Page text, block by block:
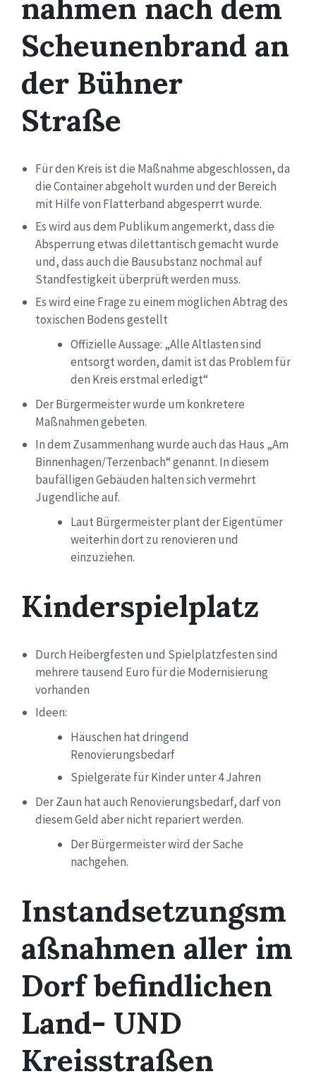
nahmen nach dem
Scheunenbrand an
der Bühner
Straße
Für den Kreis ist die Maßnahme abgeschlossen, da
die Container abgeholt wurden und der Bereich
mit Hilfe von Flatterband abgesperrt wurde.
Es wird aus dem Publikum angemerkt, dass die
Absperrung etwasdilettantischgemacht wurde
und,dass auch die Bausubstanz nochmal auf
Standfestigkeit überprüft werden muss.
Es wird eine Frage zu einem möglichen Abtrag des
toxischen Bodensgestellt
Offizielle Aussage: „Alle Altlasten sind
entsorgt worden, damit ist das Problem für
den Kreis erstmal erledigt“
Der Bürgermeister wurde um konkretere
Maßnahmen gebeten.
In dem Zusammenhang wurde auch das Haus „Am
Binnenhagen/Terzenbach“ genannt. In diesem
baufälligen Gebäuden halten sich vermehrt
Jugendliche auf.
Laut Bürgermeister plant der Eigentümer
weiterhin dort zu renovieren und
einzuziehen.
Kinderspielplatz
Durch Heibergfesten und Spielplatzfesten sind
mehrere tausend Euro für die Modernisierung
vorhanden
Ideen:
Häuschen hat dringend
Renovierungsbedarf
Spielgeräte für Kinder unter 4 Jahren
Der Zaun hat auch Renovierungsbedarf, darf von
diesem Geld aber nicht repariert werden.
Der Bürgermeister wird der Sache
nachgehen.
Instandsetzungsm
aßnahmen aller im
Dorf befindlichen
Land- UND
Kreisstraßen